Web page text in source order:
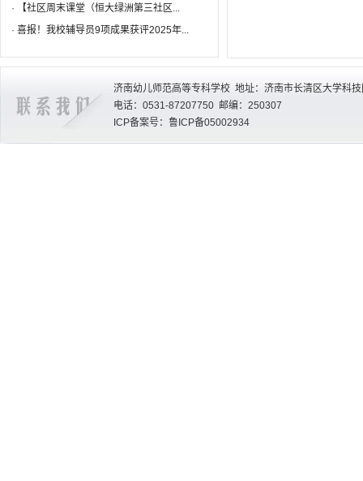
·
【社区周末课堂（恒大绿洲第三社区...
· 喜报！我校辅导员9项成果获评2025年...
济南幼儿师范高等专科学校 地址：济南市长清区大学科
电话：0531-87207750 邮编：250307
ICP备案号：鲁ICP备05002934